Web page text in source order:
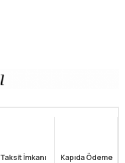
Taksit İmkanı Kapıda Ödeme